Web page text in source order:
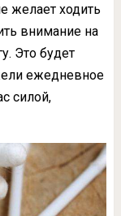
желает ходить
внимание на
Это будет
ежедневное
силой,